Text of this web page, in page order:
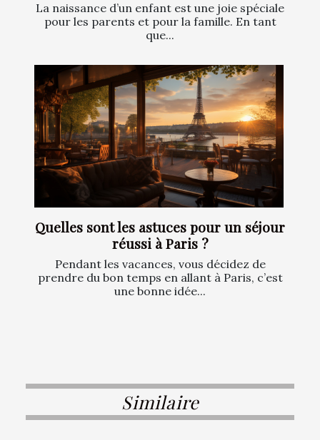
La naissance d’un enfant est une joie spéciale
pour les parents et pour la famille. En tant
que...
Quelles sont les astuces pour un séjour
réussi à Paris ?
Pendant les vacances, vous décidez de
prendre du bon temps en allant à Paris, c’est
une bonne idée...
Similaire